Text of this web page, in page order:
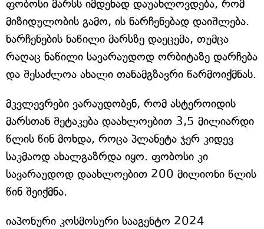
ფობოსი მარსს იმდენად დაუახლოვდება, რომ
მიზიდულობის გამო, ის ნარჩენებად დაიშლება.
ნარჩენების ნაწილი მარსზე დაეცემა, თუმცა
რაღაც ნაწილი სავარაუდოდ ორბიტაზე დარჩება
და შესაძლოა ახალი თანამგზავრი წარმოიქმნას.
მკვლევრები ვარაუდობენ, რომ ასტეროიდის
მარსთან შეტაკება დაახლოებით 3,5 მილიარდი
წლის წინ მოხდა, როცა პლანეტა ჯერ კიდევ
საკმაოდ ახალგაზრდა იყო. ფობოსი კი
სავარაუდოდ დაახლოებით 200 მილიონი წლის
წინ შეიქმნა.
იაპონური კოსმოსური სააგენტო 2024